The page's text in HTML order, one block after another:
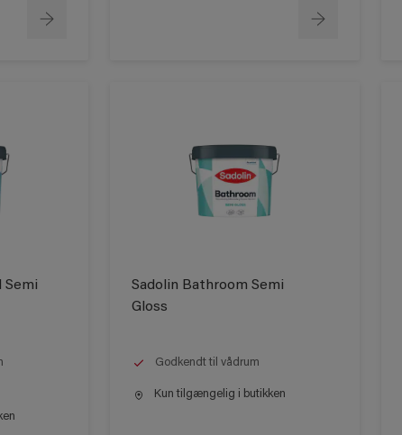
Semi
Sadolin Bathroom Semi
Gloss
Godkendt til vådrum
Kun tilgængelig i butikken